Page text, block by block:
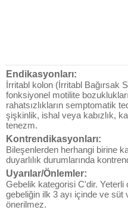
Endikasyonları:
İrritabl kolon (İrritabl Bağırsak
fonksiyonel motilite
rahatsızlıkların semptomatik
şişkinlik, ishal veya kabızlık,
tenezm.
Kontrendikasyonları:
Bileşenlerden herhangi birine
duyarlılık durumlarında
Uyarılar/Önlemler:
Gebelik kategorisi C'dir. Yeterli
gebeliğin ilk 3 ayı içinde ve süt
önerilmez.